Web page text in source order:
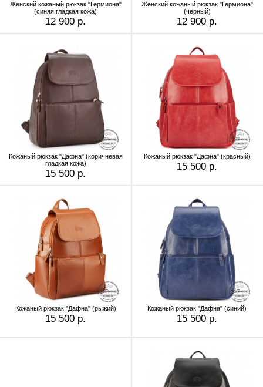
Женский кожаный рюкзак "Гермиона"
(синяя гладкая кожа)
12 900 р.
Женский кожаный рюкзак "Гермиона"
(чёрный)
12 900 р.
Кожаный рюкзак "Дафна" (коричневая
гладкая кожа)
15 500 р.
Кожаный рюкзак "Дафна" (красный)
15 500 р.
Кожаный рюкзак "Дафна" (рыжий)
15 500 р.
Кожаный рюкзак "Дафна" (синий)
15 500 р.